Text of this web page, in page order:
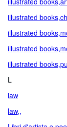
illustrated
illustrated
illustrated
illustrated
L
law
law,,